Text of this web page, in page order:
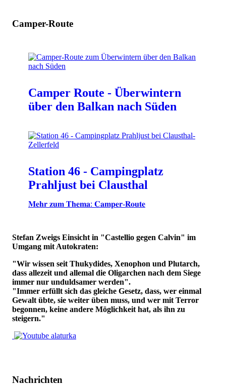
Camper-Route
Camper Route - Überwintern
über den Balkan nach Süden
Station 46 - Campingplatz
Prahljust bei Clausthal
𝐌𝐞𝐡𝐫 𝐳𝐮𝐦 𝐓𝐡𝐞𝐦𝐚: 𝐂𝐚𝐦𝐩𝐞𝐫-𝐑𝐨𝐮𝐭𝐞
Stefan Zweigs Einsicht in "Castellio gegen Calvin" im
Umgang mit Autokraten:
"Wir wissen seit Thukydides, Xenophon und Plutarch,
dass allezeit und allemal die Oligarchen nach dem Siege
immer nur unduldsamer werden".
"Immer erfüllt sich das gleiche Gesetz, dass, wer einmal
Gewalt übte, sie weiter üben muss, und wer mit Terror
begonnen, keine andere Möglichkeit hat, als ihn zu
steigern."
Nachrichten